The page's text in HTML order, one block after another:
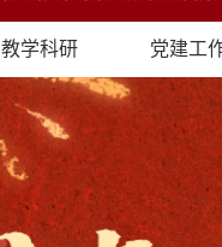
教学科研 党建工